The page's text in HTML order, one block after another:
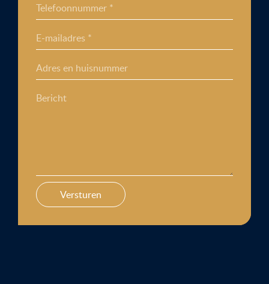
Telefoonnummer *
E-mailadres *
Adres en huisnummer
Bericht
Versturen